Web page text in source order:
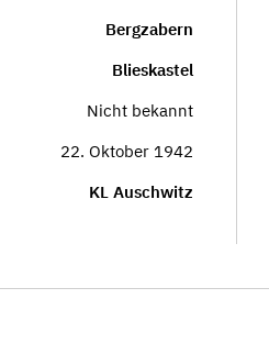
Bergzabern
Blieskastel
Nicht bekannt
22. Oktober 1942
KL Auschwitz